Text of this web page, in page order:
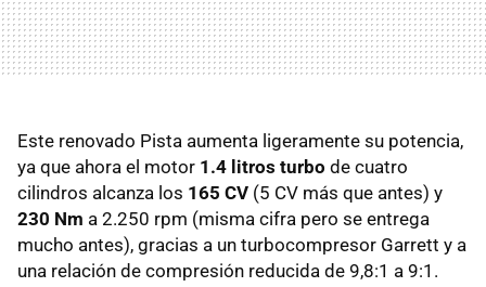
Este renovado Pista aumenta ligeramente su potencia,
ya que ahora el motor 1.4 litros turbo de cuatro
cilindros alcanza los 165 CV (5 CV más que antes) y
230 Nm a 2.250 rpm (misma cifra pero se entrega
mucho antes), gracias a un turbocompresor Garrett y a
una relación de compresión reducida de 9,8:1 a 9:1.